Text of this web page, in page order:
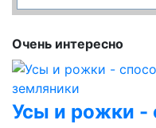
Очень интересно
Усы и рожки -